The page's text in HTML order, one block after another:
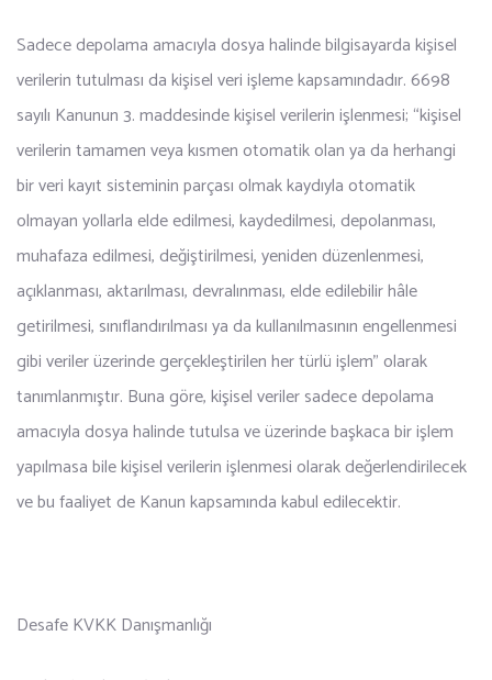
Sadece depolama amacıyla dosya halinde bilgisayarda kişisel
verilerin tutulması da kişisel veri işleme kapsamındadır. 6698
sayılı Kanunun 3. maddesinde kişisel verilerin işlenmesi; “kişisel
verilerin tamamen veya kısmen otomatik olan ya da herhangi
bir veri kayıt sisteminin parçası olmak kaydıyla otomatik
olmayan yollarla elde edilmesi, kaydedilmesi, depolanması,
muhafaza edilmesi, değiştirilmesi, yeniden düzenlenmesi,
açıklanması, aktarılması, devralınması, elde edilebilir hâle
getirilmesi, sınıflandırılması ya da kullanılmasının engellenmesi
gibi veriler üzerinde gerçekleştirilen her türlü işlem” olarak
tanımlanmıştır. Buna göre, kişisel veriler sadece depolama
amacıyla dosya halinde tutulsa ve üzerinde başkaca bir işlem
yapılmasa bile kişisel verilerin işlenmesi olarak değerlendirilecek
ve bu faaliyet de Kanun kapsamında kabul edilecektir.
Desafe KVKK Danışmanlığı